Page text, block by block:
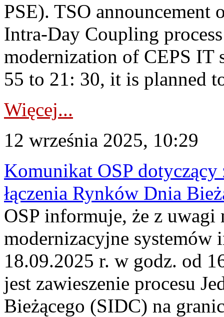
PSE). TSO announcement
Intra-Day Coupling
modernization of CEPS IT
55 to 21: 30, it is planned
Więcej...
12 września 2025, 10:29
Komunikat OSP dotyczący
łączenia Rynków Dnia
OSP informuje, że z uwagi
modernizacyjne systemów
18.09.2025 r. w godz. od
jest zawieszenie procesu
Bieżącego (SIDC) na